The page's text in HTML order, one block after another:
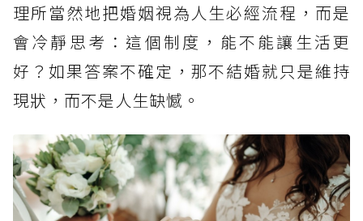
理所當然地把婚姻視為人生必經流程，而是
會冷靜思考：這個制度，能不能讓生活更
好？如果答案不確定，那不結婚就只是維持
現狀，而不是人生缺憾。